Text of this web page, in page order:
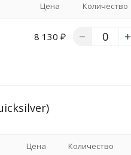
Цена Количество
8 130 ₽
Цена Количество